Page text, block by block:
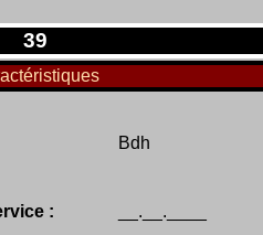
39
Bdh
:
__.__.____